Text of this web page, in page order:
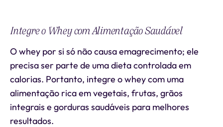
Integre o Whey com Alimentação Saudável
O whey por si só não causa emagrecimento; ele
precisa ser parte de uma dieta controlada em
calorias. Portanto, integre o whey com uma
alimentação rica em vegetais, frutas, grãos
integrais e gorduras saudáveis para melhores
resultados.